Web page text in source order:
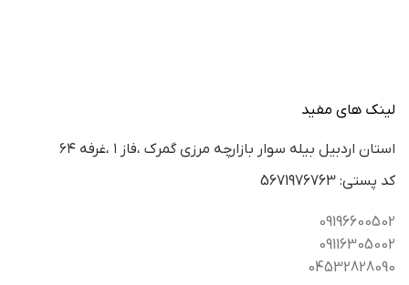
لینک های مفید
استان اردبيل بيله سوار بازارچه مرزي گمرك ،فاز ١ ،غرفه ٦٤
كد پستي: 5671976763
09196600502
09116305002
04532828090